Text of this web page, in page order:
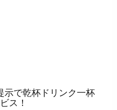
示で乾杯ドリンク一杯
ス！